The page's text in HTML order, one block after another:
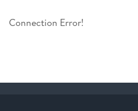
Connection Error!